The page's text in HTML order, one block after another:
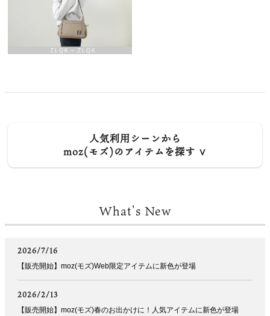
人気利用シーンから
moz(モズ)のアイテムを探す ∨
What's New
2026/7/16
【販売開始】moz(モズ)Web限定アイテムに新色が登場
2026/2/13
【販売開始】moz(モズ)春のお出かけに！人気アイテムに新色が登場